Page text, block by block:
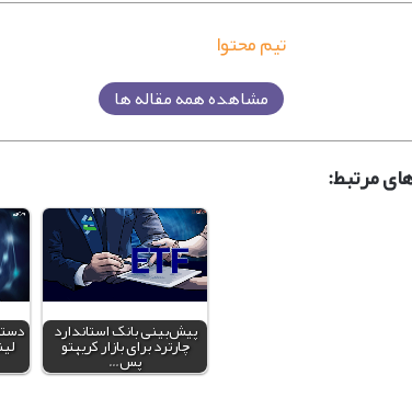
تیم محتوا
مشاهده همه مقاله ها
مرتبط:
پیش‌بینی بانک استاندارد
چارترد برای بازار کریپتو
پس…